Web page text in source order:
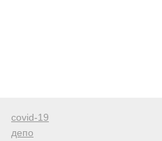
covid-19
депо